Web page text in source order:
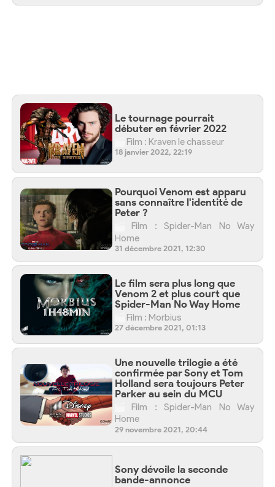
Le tournage pourrait
débuter en février 2022
Film : Kraven le chasseur
18 janvier 2022, 22:19
Pourquoi Venom est apparu
sans connaître l'identité de
Peter ?
Film : Spider-Man No Way
Home
31 décembre 2021, 12:30
Le film sera plus long que
Venom 2 et plus court que
Spider-Man No Way Home
Film : Morbius
27 décembre 2021, 01:13
Une nouvelle trilogie a été
confirmée par Sony et Tom
Holland sera toujours Peter
Parker au sein du MCU
Film : Spider-Man No Way
Home
29 novembre 2021, 20:44
Sony dévoile la seconde
bande-annonce